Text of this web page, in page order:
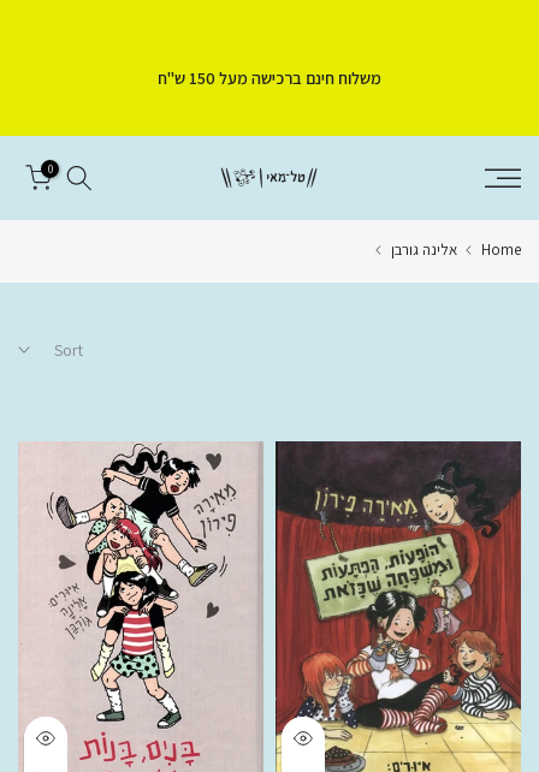
משלוח חינם ברכישה מעל 150 ש"ח
0
Home אלינה גורבן
Sort